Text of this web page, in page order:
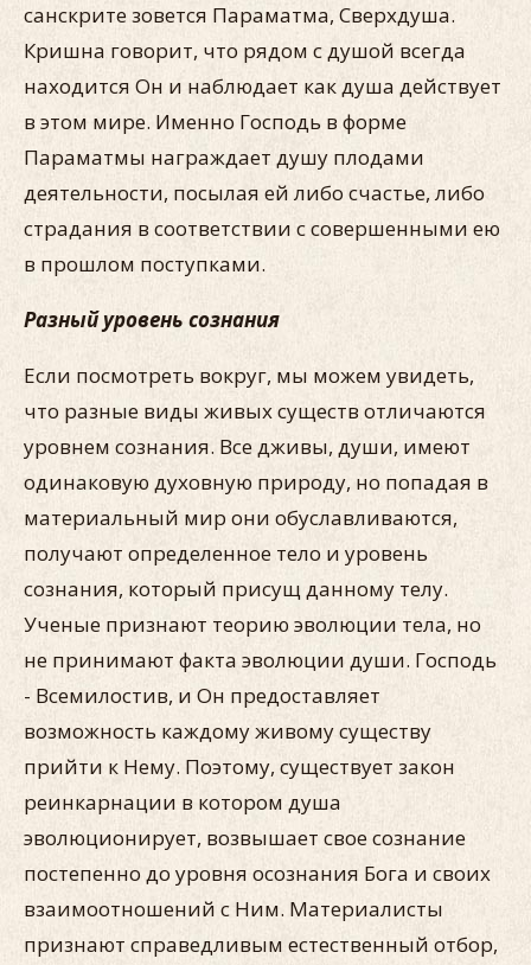
санскрите зовется Параматма, Сверхдуша.
Кришна говорит, что рядом с душой всегда
находится Он и наблюдает как душа действует
в этом мире. Именно Господь в форме
Параматмы награждает душу плодами
деятельности, посылая ей либо счастье, либо
страдания в соответствии с совершенными ею
в прошлом поступками.
Разный уровень сознания
Если посмотреть вокруг, мы можем увидеть,
что разные виды живых существ отличаются
уровнем сознания. Все дживы, души, имеют
одинаковую духовную природу, но попадая в
материальный мир они обуславливаются,
получают определенное тело и уровень
сознания, который присущ данному телу.
Ученые признают теорию эволюции тела, но
не принимают факта эволюции души. Господь
- Всемилостив, и Он предоставляет
возможность каждому живому существу
прийти к Нему. Поэтому, существует закон
реинкарнации в котором душа
эволюционирует, возвышает свое сознание
постепенно до уровня осознания Бога и своих
взаимоотношений с Ним. Материалисты
признают справедливым естественный отбор,